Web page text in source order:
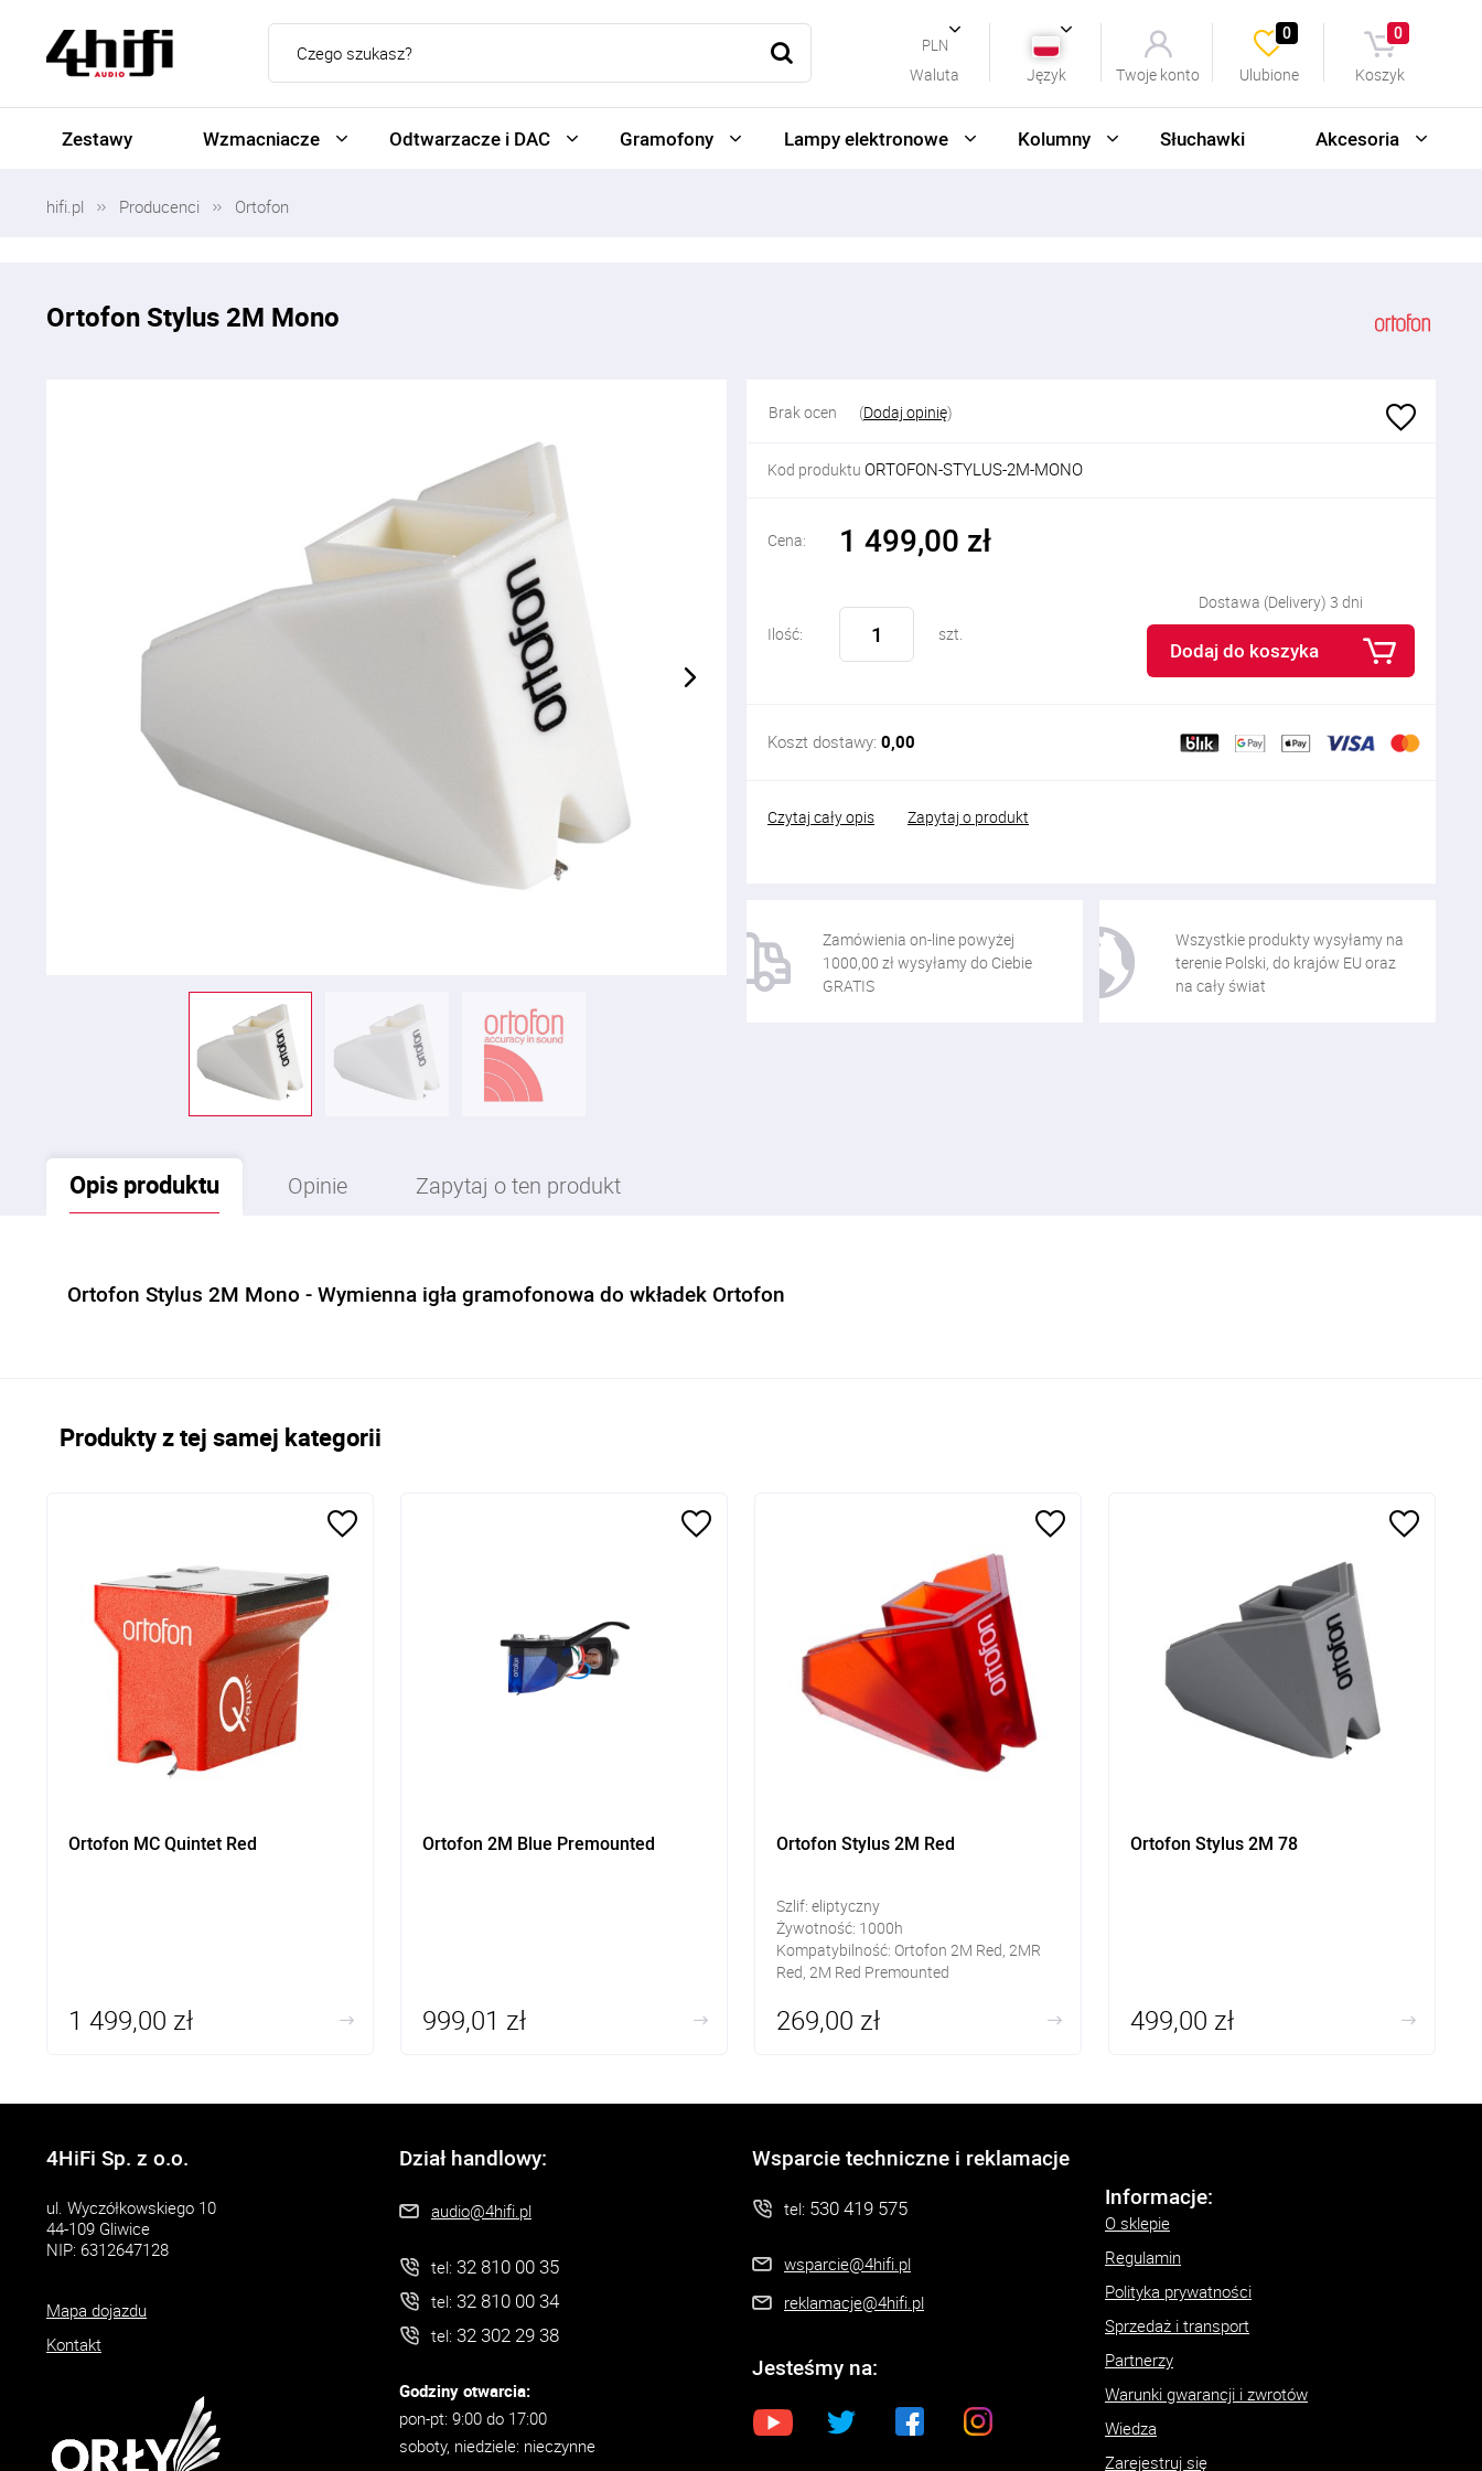
Waluta
PLN
Język Twoje konto Ulubione
0
Koszyk
0
Zestawy Wzmacniacze Odtwarzacze i DAC Gramofony Lampy elektronowe Kolumny Słuchawki Akcesoria
hifi.pl Producenci Ortofon
Ortofon Stylus 2M Mono
Brak ocen (Dodaj opinię)
Kod produktu ORTOFON-STYLUS-2M-MONO
Cena: 1 499,00 zł
Ilość: szt.
Dostawa (Delivery) 3 dni
Dodaj do koszyka
Koszt dostawy: 0,00
Czytaj cały opis Zapytaj o produkt
Zamówienia on-line powyżej
1000,00 zł wysyłamy do Ciebie
GRATIS
Wszystkie produkty wysyłamy na
terenie Polski, do krajów EU oraz
na cały świat
Opis produktu Opinie Zapytaj o ten produkt
Ortofon Stylus 2M Mono - Wymienna igła gramofonowa do wkładek Ortofon
Produkty z tej samej kategorii
Ortofon MC Quintet Red
1 499,00 zł
Ortofon 2M Blue Premounted
999,01 zł
Ortofon Stylus 2M Red
Szlif: eliptyczny
Żywotność: 1000h
Kompatybilność: Ortofon 2M Red, 2MR
Red, 2M Red Premounted
269,00 zł
Ortofon Stylus 2M 78
499,00 zł
4HiFi Sp. z o.o.
ul. Wyczółkowskiego 10
44-109 Gliwice
NIP: 6312647128
Mapa dojazdu
Kontakt
Dział handlowy:
audio@4hifi.pl
tel: 32 810 00 35
tel: 32 810 00 34
tel: 32 302 29 38
Godziny otwarcia:
pon-pt: 9:00 do 17:00
soboty, niedziele: nieczynne
Wsparcie techniczne i reklamacje
tel: 530 419 575
wsparcie@4hifi.pl
reklamacje@4hifi.pl
Jesteśmy na:
Informacje:
O sklepie
Regulamin
Polityka prywatności
Sprzedaż i transport
Partnerzy
Warunki gwarancji i zwrotów
Wiedza
Zarejestruj się